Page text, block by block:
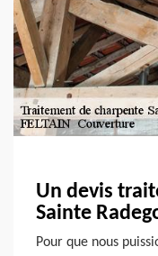
Un devis
Sainte
Pour que nous